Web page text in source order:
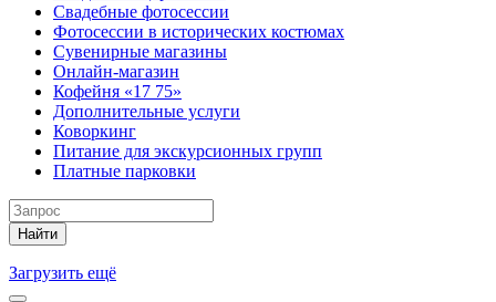
Свадебные фотосессии
Фотосессии в исторических костюмах
Сувенирные магазины
Онлайн-магазин
Кофейня «17 75»
Дополнительные услуги
Коворкинг
Питание для экскурсионных групп
Платные парковки
Найти
Загрузить ещё